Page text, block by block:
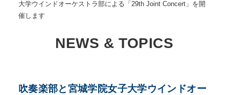
大学ウインドオーケストラ部による「29th Joint Concert」を開
催します
NEWS & TOPICS
吹奏楽部と宮城学院女子大学ウインドオー